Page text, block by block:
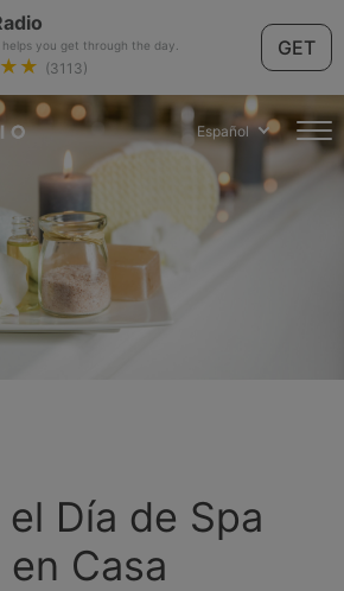
you get through the day.
(3113)
GET
Español
Día de Spa
Casa